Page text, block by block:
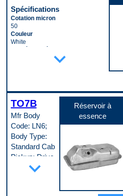
Spécifications
Cotation micron
50
Couleur
White
Depth Media
Type de fixation
Code pop.
B
expand_more
TO7B
Mfr Body
Code: LN6;
Body Type:
Standard Cab
Pickup; Drive
Type: 4WD;
expand_more
Réservoir à
essence